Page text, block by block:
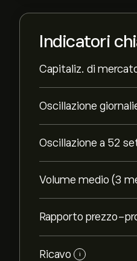
Indicatori
Capitaliz. di
Oscillazione
Oscillazione a 52
Volume medio (3
Rapporto prezzo-
Ricavo i